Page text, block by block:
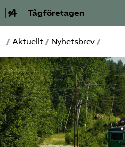
Tågföretagen
Aktuellt
Reformagenda för järnvägen
Våra frågor
Aktiviteter
/ Aktuellt / Nyhetsbrev /